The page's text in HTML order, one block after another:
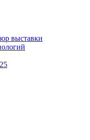
выставки